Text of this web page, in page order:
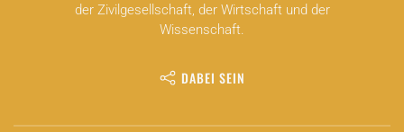
der Zivilgesellschaft, der Wirtschaft und der
Wissenschaft.
DABEI SEIN